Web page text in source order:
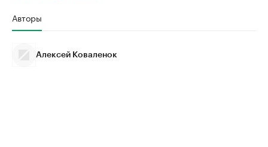
Авторы
Алексей Коваленок